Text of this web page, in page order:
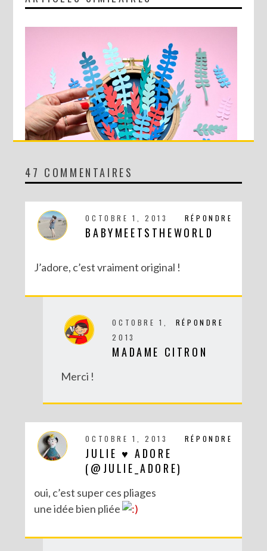
DIY MA FORÊT DE PAPIER
DIY SAINT VALENTIN : UNE CARTE POP-UP QUI BRISE LA GLACE !
47 COMMENTAIRES
RÉPONDRE
OCTOBRE 1, 2013
BABYMEETSTHEWORLD
J’adore, c’est vraiment original !
RÉPONDRE
OCTOBRE 1,
2013
MADAME CITRON
Merci !
RÉPONDRE
OCTOBRE 1, 2013
JULIE ♥ ADORE
(@JULIE_ADORE)
oui, c’est super ces pliages
une idée bien pliée